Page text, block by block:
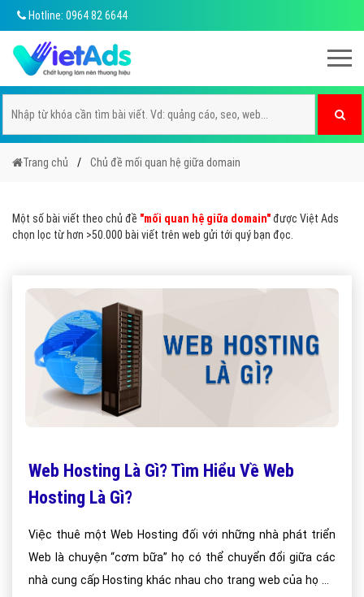
Hotline: 0964 82 6644
Trang chủ Chủ đề mối quan hệ giữa domain
Một số bài viết theo chủ đề "mối quan hệ giữa domain"được Việt Ads
chọn lọc từ hơn >50.000 bài viết trên web gửi tới quý bạn đọc.
Web Hosting Là Gì? Tìm Hiểu Về Web
Hosting Là Gì?
Việc thuê một Web Hosting đối với những nhà phát triển
Web là chuyện “cơm bữa” họ có thể chuyển đổi giữa các
nhà cung cấp Hosting khác nhau cho trang web của họ để